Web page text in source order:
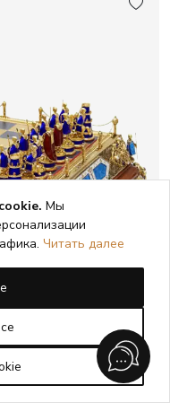
Мы
Читать далее